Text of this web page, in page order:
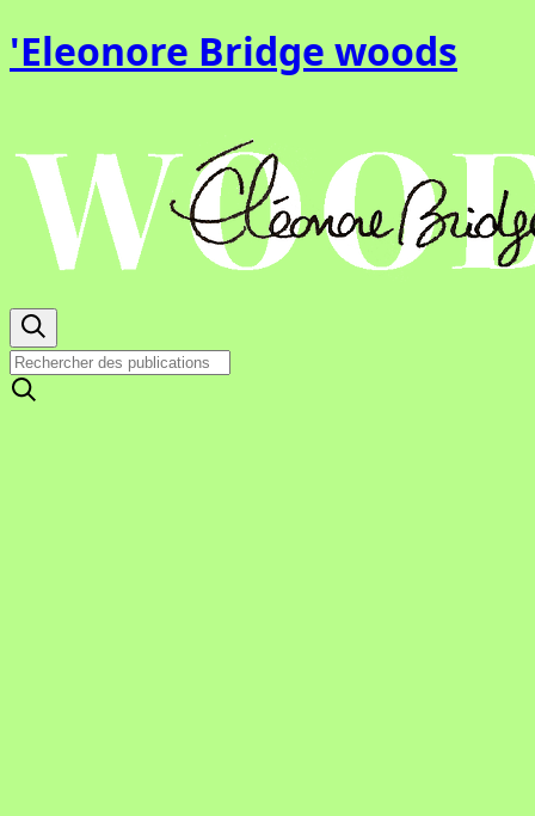
'Eleonore Bridge woods